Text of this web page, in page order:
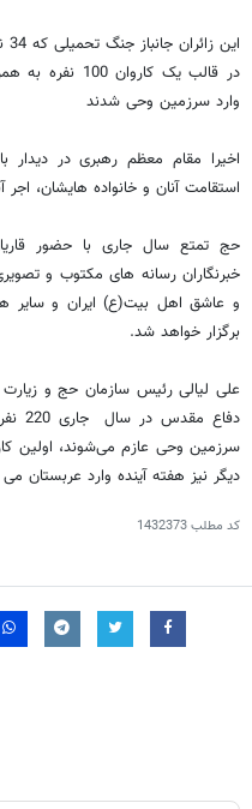
در قالب یک
وارد سرزمین وحی شدند
اخیرا مقام معظم رهبری در دیدار
استقامت آنان و خانواده هایشان، اجر
حج تمتع سال جاری با حضور
خبرنگاران رسانه های مکتوب و
و عاشق اهل بیت(ع) ایران و سایر
برگزار خواهد شد.
علی لیالی رئیس سازمان حج و زیارت
سرزمین وحی عازم می‌‌شوند، اولین
دیگر نیز هفته آینده وارد عربستان
کد مطلب1432373